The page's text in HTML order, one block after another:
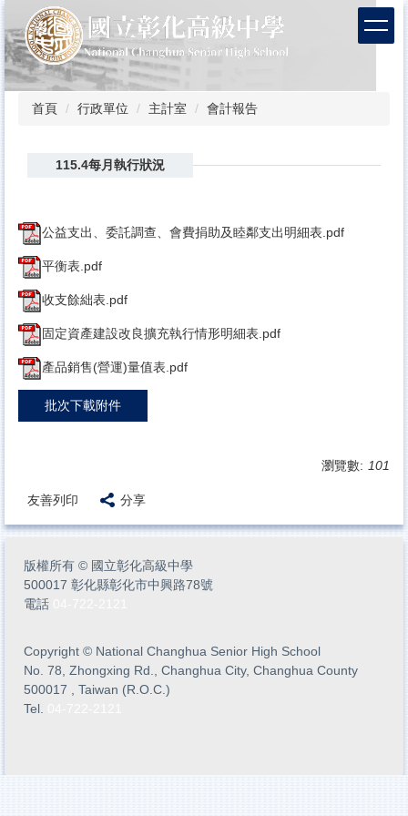
到
主
要
內
首頁 行政單位 主計室 會計報告
115.4每月執行狀況
公益支出、委託調查、會費捐助及睦鄰支出明細表.pdf
平衡表.pdf
收支餘絀表.pdf
固定資產建設改良擴充執行情形明細表.pdf
產品銷售(營運)量值表.pdf
批次下載附件
瀏覽數: 101
友善列印 分享
版權所有 © 國立彰化高級中學
500017 彰化縣彰化市中興路78號
電話
Copyright © National Changhua Senior High School
No. 78, Zhongxing Rd., Changhua City, Changhua County
500017 , Taiwan (R.O.C.)
Tel.